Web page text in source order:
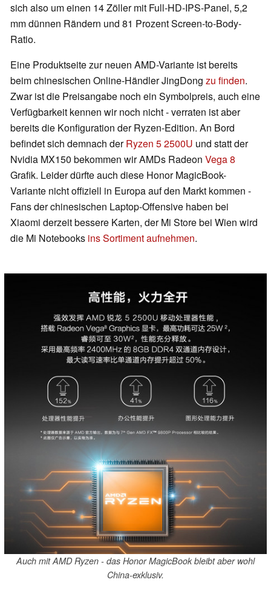
sich also um einen 14 Zöller mit Full-HD-IPS-Panel, 5,2
mm dünnen Rändern und 81 Prozent Screen-to-Body-
Ratio.
Eine Produktseite zur neuen AMD-Variante ist bereits
beim chinesischen Online-Händler JingDong zu finden.
Zwar ist die Preisangabe noch ein Symbolpreis, auch eine
Verfügbarkeit kennen wir noch nicht - verraten ist aber
bereits die Konfiguration der Ryzen-Edition. An Bord
befindet sich demnach derRyzen 5 2500U und statt der
Nvidia MX150 bekommen wir AMDs Radeon Vega 8
Grafik. Leider dürfte auch diese Honor MagicBook-
Variante nicht offiziell in Europa auf den Markt kommen -
Fans der chinesischen Laptop-Offensive haben bei
Xiaomi derzeit bessere Karten, der Mi Store bei Wien wird
die Mi Notebooks ins Sortiment aufnehmen.
Auch mit AMD Ryzen - das Honor MagicBook bleibt aber wohl
China-exklusiv.